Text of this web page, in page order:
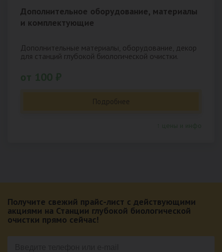
Дополнительное оборудование, материалы
и комплектующие
Дополнительные материалы, оборудование, декор
для станций глубокой биологической очистки.
Подробнее
Получите свежий прайс-лист с действующими
акциями на Станции глубокой биологической
очистки прямо сейчас!